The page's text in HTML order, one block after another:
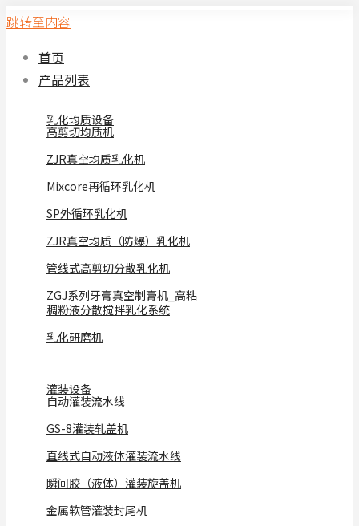
跳转至内容
首页
产品列表
乳化均质设备
高剪切均质机
ZJR真空均质乳化机
Mixcore再循环乳化机
SP外循环乳化机
ZJR真空均质（防爆）乳化机
管线式高剪切分散乳化机
ZGJ系列牙膏真空制膏机_高粘
稠粉液分散搅拌乳化系统
乳化研磨机
灌装设备
自动灌装流水线
GS-8灌装轧盖机
直线式自动液体灌装流水线
瞬间胶（液体）灌装旋盖机
金属软管灌装封尾机